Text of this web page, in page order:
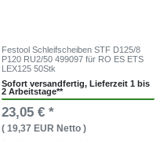
Festool Schleifscheiben STF D125/8
P120 RU2/50 499097 für RO ES ETS
LEX125 50Stk
Sofort versandfertig, Lieferzeit 1 bis
2 Arbeitstage**
23,05 € *
( 19,37 EUR Netto )